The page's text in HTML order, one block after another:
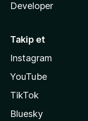
Developer
Takip et
Instagram
YouTube
TikTok
Bluesky